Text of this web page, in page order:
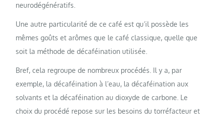
neurodégénératifs.
Une autre particularité de ce café est qu’il possède les
mêmes goûts et arômes que le café classique, quelle que
soit la méthode de décaféination utilisée.
Bref, cela regroupe de nombreux procédés. Il y a, par
exemple, la décaféination à l’eau, la décaféination aux
solvants et la décaféination au dioxyde de carbone. Le
choix du procédé repose sur les besoins du torréfacteur et